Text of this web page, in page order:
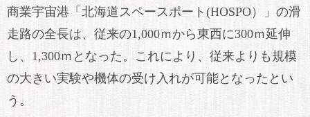
商業宇宙港「北海道スペースポート(HOSPO）」の滑
走路の全長は、従来の1,000ｍから東西に300ｍ延伸
し、1,300ｍとなった。これにより、従来よりも規模
の大きい実験や機体の受け入れが可能となったとい
う。